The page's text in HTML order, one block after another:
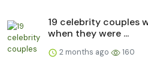
19 celebrity couples
when they were ...
2 months ago 160